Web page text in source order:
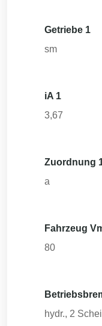
Getriebe 1
sm
iA 1
3,67
Zuordnung
a
Fahrzeug
80
hydr., 2